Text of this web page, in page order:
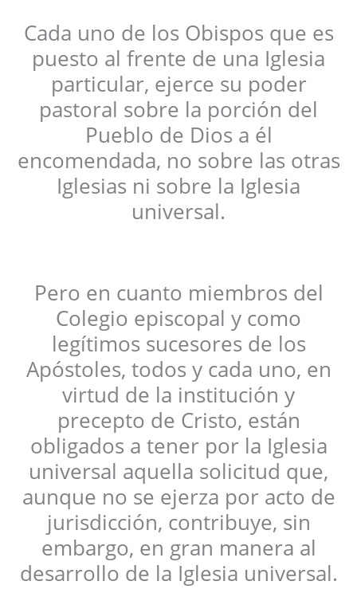
Cada uno de los Obispos que es
puesto al frente de una Iglesia
particular, ejerce su poder
pastoral sobre la porción del
Pueblo de Dios a él
encomendada, no sobre las otras
Iglesias ni sobre la Iglesia
universal.
Pero en cuanto miembros del
Colegio episcopal y como
legítimos sucesores de los
Apóstoles, todos y cada uno, en
virtud de la institución y
precepto de Cristo, están
obligados a tener por la Iglesia
universal aquella solicitud que,
aunque no se ejerza por acto de
jurisdicción, contribuye, sin
embargo, en gran manera al
desarrollo de la Iglesia universal.